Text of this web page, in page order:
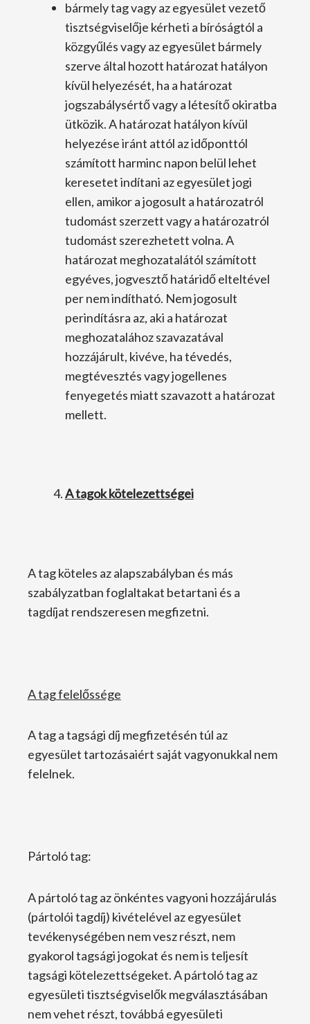
bármely tag vagy az egyesület vezető
tisztségviselője kérheti a bíróságtól a
közgyűlés vagy az egyesület bármely
szerve által hozott határozat hatályon
kívül helyezését, ha a határozat
jogszabálysértő vagy a létesítő okiratba
ütközik. A határozat hatályon kívül
helyezése iránt attól az időponttól
számított harminc napon belül lehet
keresetet indítani az egyesület jogi
ellen, amikor a jogosult a határozatról
tudomást szerzett vagy a határozatról
tudomást szerezhetett volna. A
határozat meghozatalától számított
egyéves, jogvesztő határidő elteltével
per nem indítható. Nem jogosult
perindításra az, aki a határozat
meghozatalához szavazatával
hozzájárult, kivéve, ha tévedés,
megtévesztés vagy jogellenes
fenyegetés miatt szavazott a határozat
mellett.
A tagok kötelezettségei
A tag köteles az alapszabályban és más
szabályzatban foglaltakat betartani és a
tagdíjat rendszeresen megfizetni.
A tag felelőssége
A tag a tagsági díj megfizetésén túl az
egyesület tartozásaiért saját vagyonukkal nem
felelnek.
Pártoló tag:
A pártoló tag az önkéntes vagyoni hozzájárulás
(pártolói tagdíj) kivételével az egyesület
tevékenységében nem vesz részt, nem
gyakorol tagsági jogokat és nem is teljesít
tagsági kötelezettségeket. A pártoló tag az
egyesületi tisztségviselők megválasztásában
nem vehet részt, továbbá egyesületi